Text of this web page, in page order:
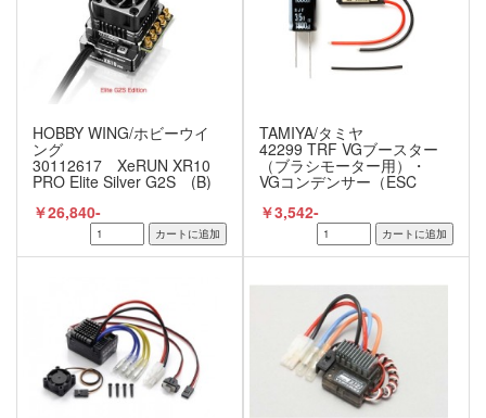
HOBBY WING/ホビーウイ
ング
30112617 XeRUN XR10
PRO Elite Silver G2S (B)
￥26,840-
TAMIYA/タミヤ
42299 TRF VGブースター
（ブラシモーター用）・
VGコンデンサー（ESC
￥3,542-